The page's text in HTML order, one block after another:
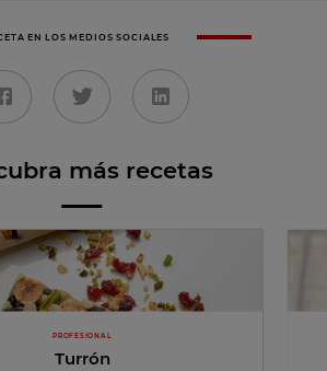
EN LOS MEDIOS SOCIALES
más recetas
PROFESIONAL
Turrón